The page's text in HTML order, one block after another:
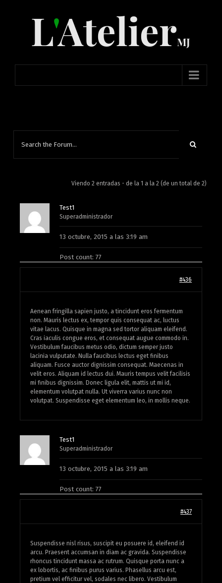
Viendo 2 entradas - de la 1 a la 2 (de un total de 2)
Test1
Superadministrador
13 octubre, 2015 a las 3:19 am
Post count: 77
#436
Aenean fringilla sapien justo, a tincidunt eros fermentum
non. Mauris lectus ex, tempor quis consequat ac, luctus
vitae lacus. Quisque in magna sed tortor aliquam eleifend.
Cras iaculis congue eros, et consequat augue commodo in.
Vestibulum faucibus metus odio, dictum semper justo
lacinia vulputate. Nulla faucibus lectus eget finibus
aliquam. Fusce auctor dignissim consequat. Maecenas in
velit eros. Aliquam id lectus dui. Mauris tempus velit facilisis
mi finibus dignissim. Donec ligula elit, mattis ut mi id,
elementum volutpat nulla. Ut viverra varius nunc non
volutpat. Suspendisse eget elementum leo, in mollis neque.
Test1
Superadministrador
13 octubre, 2015 a las 3:19 am
Post count: 77
#437
Suspendisse nisl risus, suscipit eu posuere id, eleifend id
arcu. Praesent accumsan in diam ac gravida. Suspendisse
rhoncus tincidunt massa ac rutrum. Quisque porta nunc a
ex lobortis, ac finibus purus varius. Phasellus arcu est,
pretium vel efficitur vel, sodales nec libero. Vestibulum